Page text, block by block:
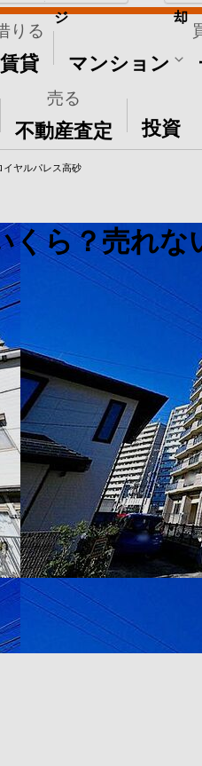
りる
賃貸 マンション
売る
不動産査定
その他
投資
ジ 却
イヤルパレス高砂
くら？売れ